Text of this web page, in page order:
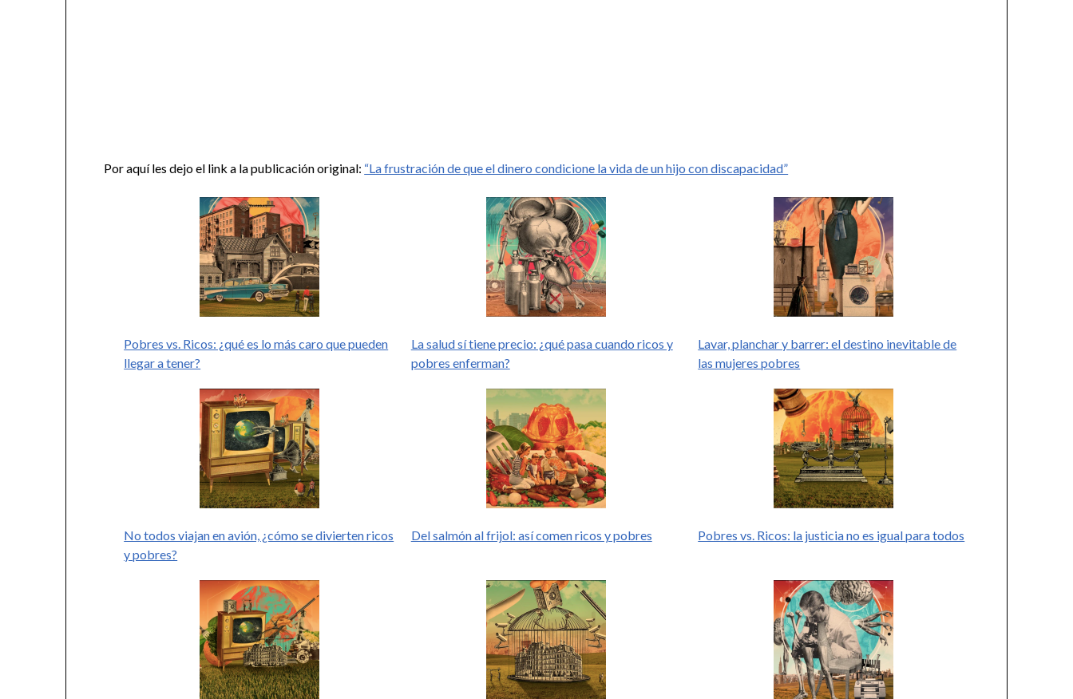
Por aquí les dejo el link a la publicación original: “La frustración de que el dinero condicione la vida de un hijo con discapacidad”
Pobres vs. Ricos: ¿qué es lo más caro que pueden
llegar a tener?
La salud sí tiene precio: ¿qué pasa cuando ricos y
pobres enferman?
Lavar, planchar y barrer: el destino inevitable de
las mujeres pobres
No todos viajan en avión, ¿cómo se divierten ricos
y pobres?
Del salmón al frijol: así comen ricos y pobres Pobres vs. Ricos: la justicia no es igual para todos